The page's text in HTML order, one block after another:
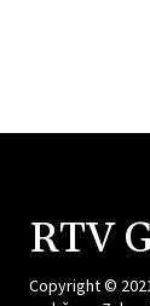
RTV
Copyright ©